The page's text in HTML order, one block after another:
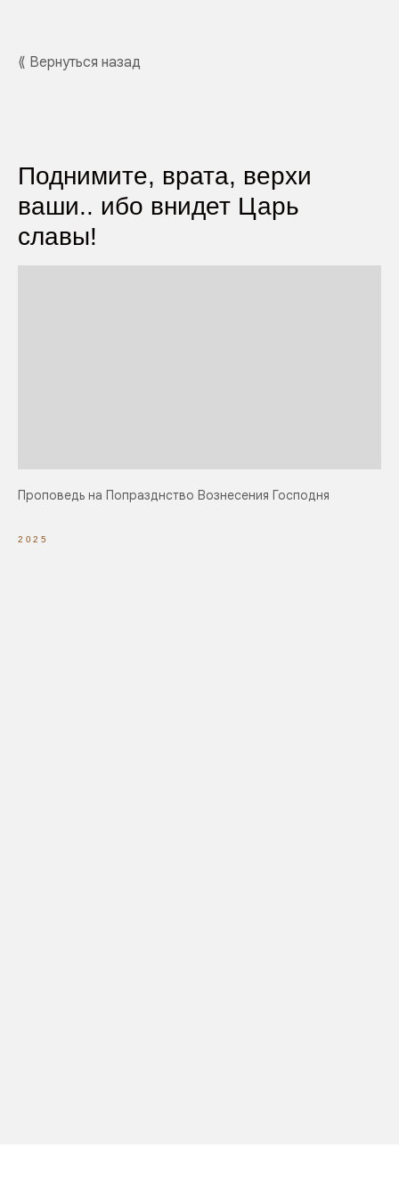
⟪ Вернуться назад
Поднимите, врата, верхи
ваши.. ибо внидет Царь
славы!
Проповедь на Попразднство Вознесения Господня
2025